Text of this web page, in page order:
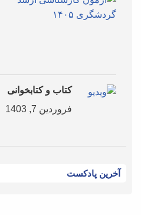
کتاب و کتابخوانی
فروردین 7, 1403
آخرین پادکست